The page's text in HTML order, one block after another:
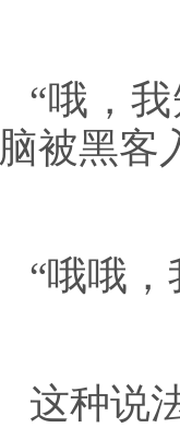
“哦，
脑被黑客
“哦哦
这种说